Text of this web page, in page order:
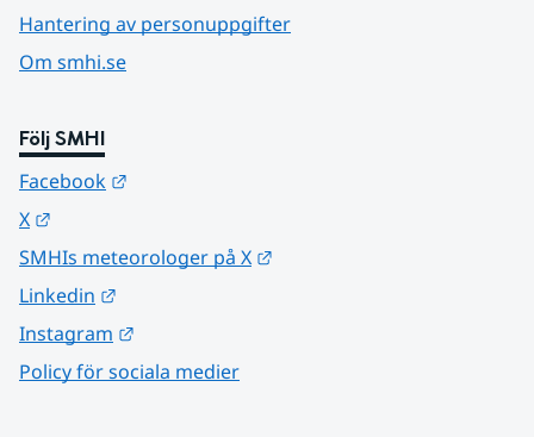
Hantering av personuppgifter
Om smhi.se
Följ SMHI
Facebook
X
SMHIs meteorologer på X
Linkedin
Instagram
Policy för sociala medier